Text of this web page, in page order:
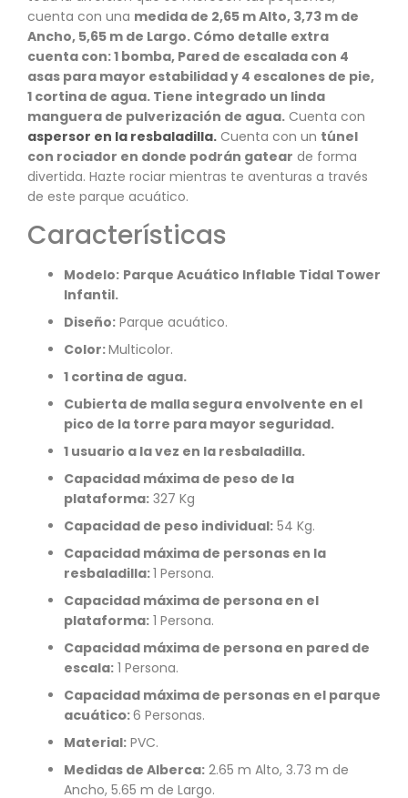
cuenta con una medida de 2,65 m Alto, 3,73 m de
Ancho, 5,65 m de Largo. Cómo detalle extra
cuenta con: 1 bomba, Pared de escalada con 4
asas para mayor estabilidad y 4 escalones de pie,
1 cortina de agua. Tiene integrado un linda
manguera de pulverización de agua. Cuenta con
aspersor en la resbaladilla. Cuenta con un túnel
con rociador en donde podrán gatear de forma
divertida. Hazte rociar mientras te aventuras a través
de este parque acuático.
Características
Modelo: Parque Acuático Inflable Tidal Tower
Infantil.
Diseño: Parque acuático.
Color:Multicolor.
1 cortina de agua.
Cubierta de malla segura envolvente en el
pico de la torre para mayor seguridad.
1 usuario a la vez en la resbaladilla.
Capacidad máxima de peso de la
plataforma: 327 Kg
Capacidad de peso individual: 54 Kg.
Capacidad máxima de personas en la
resbaladilla:1 Persona.
Capacidad máxima de persona en el
plataforma: 1 Persona.
Capacidad máxima de persona en pared de
escala: 1 Persona.
Capacidad máxima de personas en el parque
acuático:6 Personas.
Material: PVC.
Medidas de Alberca: 2.65 m Alto, 3.73 m de
Ancho, 5.65 m de Largo.